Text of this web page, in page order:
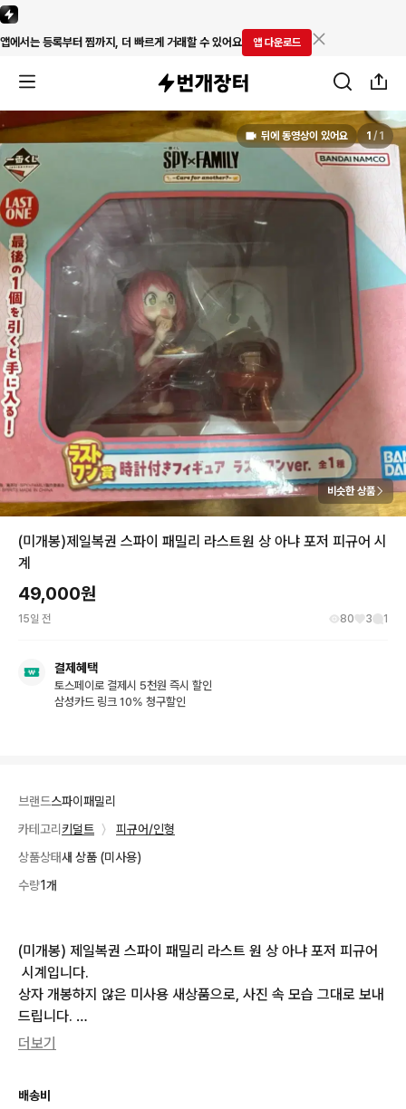
앱에서는 등록부터 찜까지, 더 빠르게 거래할 수 있어요 앱 다운로드
뒤에 동영상이 있어요 1 / 1
비슷한 상품
(미개봉)제일복권 스파이 패밀리 라스트원 상 아냐 포저 피규어 시
계
49,000원
15일 전 80 3 1
결제혜택
토스페이로 결제시 5천원 즉시 할인
삼성카드 링크 10% 청구할인
브랜드스파이패밀리
카테고리 키덜트 〉
피규어/인형
상품상태새 상품 (미사용)
수량1개
(미개봉) 제일복권 스파이 패밀리 라스트 원 상 아냐 포저 피규어
시계입니다.
상자 개봉하지 않은 미사용 새상품으로, 사진 속 모습 그대로 보내
드립니다.
스파이 패밀리 팬이라면 놓칠 수 없는 특별한 굿즈입니다.
더보기
배송비